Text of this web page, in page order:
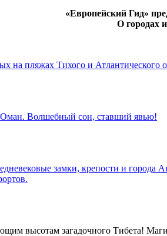
«Европейский Гид»
О городах
на пляжах Тихого и Атлантического
Волшебный сон, ставший явью!
замки, крепости и
высотам загадочного Тибета!